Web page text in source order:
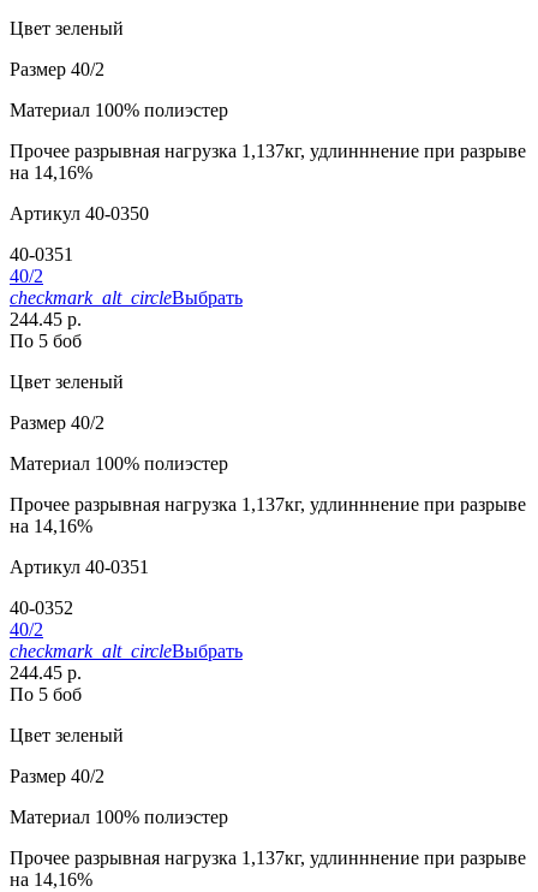
Цвет зеленый
Размер 40/2
Материал 100% полиэстер
Прочее разрывная нагрузка 1,137кг, удлинннение при разрыве
на 14,16%
Артикул 40-0350
40-0351
40/2
checkmark_alt_circleВыбрать
244.45 р.
По 5 боб
Цвет зеленый
Размер 40/2
Материал 100% полиэстер
Прочее разрывная нагрузка 1,137кг, удлинннение при разрыве
на 14,16%
Артикул 40-0351
40-0352
40/2
checkmark_alt_circleВыбрать
244.45 р.
По 5 боб
Цвет зеленый
Размер 40/2
Материал 100% полиэстер
Прочее разрывная нагрузка 1,137кг, удлинннение при разрыве
на 14,16%